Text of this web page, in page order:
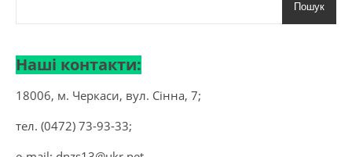
Пошук
Наші контакти:
18006, м. Черкаси, вул. Сінна, 7;
тел. (0472) 73-93-33;